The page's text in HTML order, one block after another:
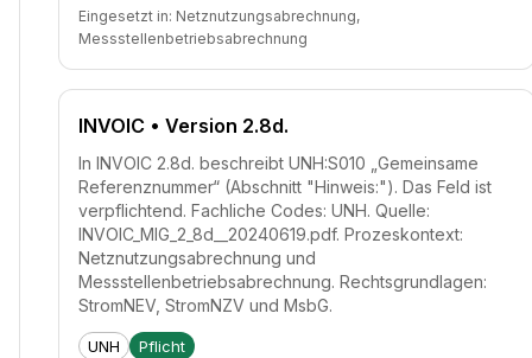
Eingesetzt in: Netznutzungsabrechnung,
Messstellenbetriebsabrechnung
INVOIC • Version 2.8d.
In INVOIC 2.8d. beschreibt UNH:S010 „Gemeinsame
Referenznummer“ (Abschnitt "Hinweis:"). Das Feld ist
verpflichtend. Fachliche Codes: UNH. Quelle:
INVOIC_MIG_2_8d__20240619.pdf. Prozeskontext:
Netznutzungsabrechnung und
Messstellenbetriebsabrechnung. Rechtsgrundlagen:
StromNEV, StromNZV und MsbG.
UNH Pflicht